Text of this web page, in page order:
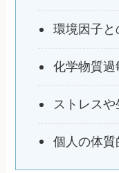
環境因子
化学物質
ストレス
個人の体質